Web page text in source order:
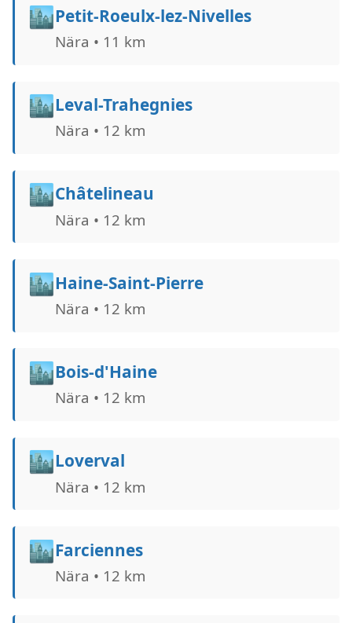
🏙️Petit-Roeulx-lez-Nivelles
Nära • 11 km
🏙️Leval-Trahegnies
Nära • 12 km
🏙️Châtelineau
Nära • 12 km
🏙️Haine-Saint-Pierre
Nära • 12 km
🏙️Bois-d'Haine
Nära • 12 km
🏙️Loverval
Nära • 12 km
🏙️Farciennes
Nära • 12 km